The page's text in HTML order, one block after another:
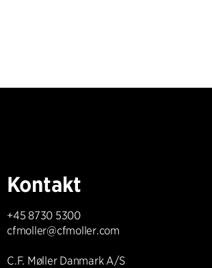
Kontakt
+45 8730 5300
cfmoller@cfmoller.com
C.F. Møller Danmark A/S